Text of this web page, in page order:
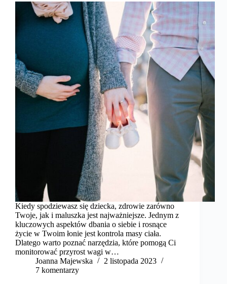
Kiedy spodziewasz się dziecka, zdrowie zarówno
Twoje, jak i maluszka jest najważniejsze. Jednym z
kluczowych aspektów dbania o siebie i rosnące
życie w Twoim łonie jest kontrola masy ciała.
Dlatego warto poznać narzędzia, które pomogą Ci
monitorować przyrost wagi w…
Joanna Majewska
2 listopada 2023
7 komentarzy